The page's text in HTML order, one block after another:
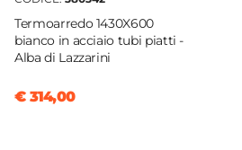
Rubinetteria Bidet
Non inclusa
Termoarredo 1430X600
bianco in acciaio tubi piatti -
Alba di Lazzarini
€ 314,00